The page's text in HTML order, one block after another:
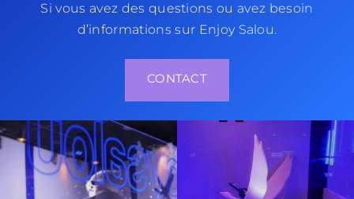
Si vous avez des questions ou avez besoin
d’informations sur Enjoy Salou.
CONTACT